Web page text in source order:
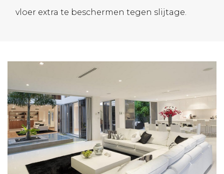
vloer extra te beschermen tegen slijtage.